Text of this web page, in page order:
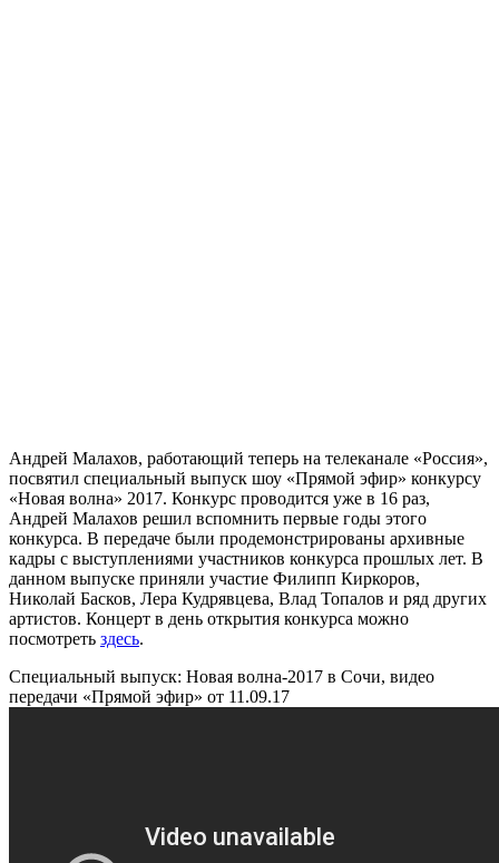
Андрей Малахов, работающий теперь на телеканале «Россия»,
посвятил специальный выпуск шоу «Прямой эфир» конкурсу
«Новая волна» 2017. Конкурс проводится уже в 16 раз,
Андрей Малахов решил вспомнить первые годы этого
конкурса. В передаче были продемонстрированы архивные
кадры с выступлениями участников конкурса прошлых лет. В
данном выпуске приняли участие Филипп Киркоров,
Николай Басков, Лера Кудрявцева, Влад Топалов и ряд других
артистов. Концерт в день открытия конкурса можно
посмотреть здесь.
Специальный выпуск: Новая волна-2017 в Сочи, видео
передачи «Прямой эфир» от 11.09.17